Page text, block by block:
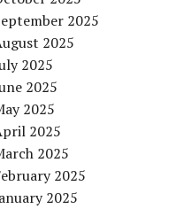
2025
2025
2025
2025
2025
2025
2025
2025
2025